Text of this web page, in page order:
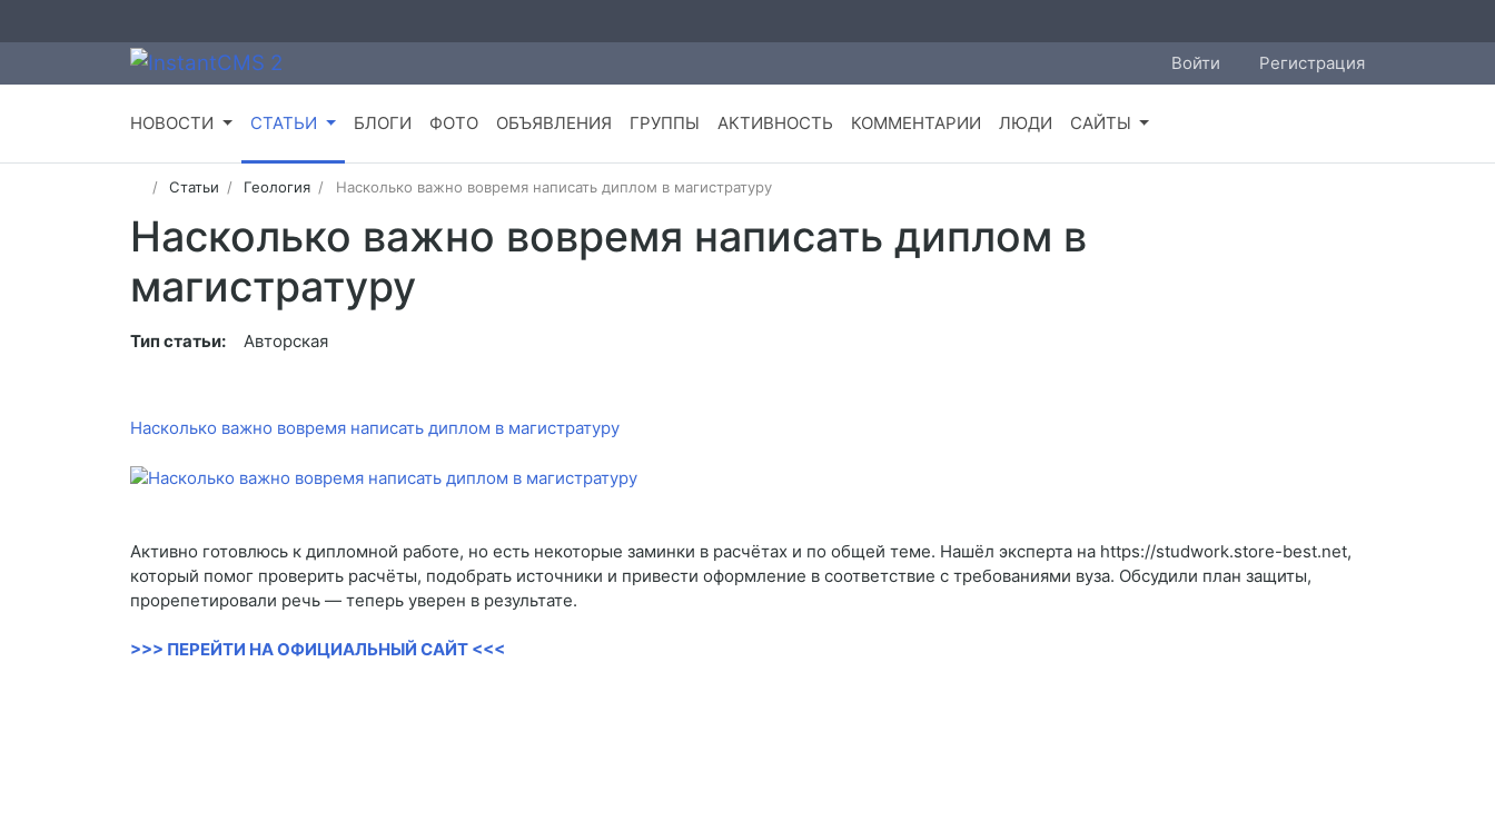
Войти Регистрация
НОВОСТИ СТАТЬИ БЛОГИ ФОТО ОБЪЯВЛЕНИЯ ГРУППЫ АКТИВНОСТЬ КОММЕНТАРИИ ЛЮДИ САЙТЫ
Статьи Геология Насколько важно вовремя написать диплом в магистратуру
Насколько важно вовремя написать диплом в
магистратуру
Тип статьи: Авторская
Насколько важно вовремя написать диплом в магистратуру
Активно готовлюсь к дипломной работе, но есть некоторые заминки в расчётах и по общей теме. Нашёл эксперта на https://studwork.store-best.net,
который помог проверить расчёты, подобрать источники и привести оформление в соответствие с требованиями вуза. Обсудили план защиты,
прорепетировали речь — теперь уверен в результате.
>>> ПЕРЕЙТИ НА ОФИЦИАЛЬНЫЙ САЙТ <<<